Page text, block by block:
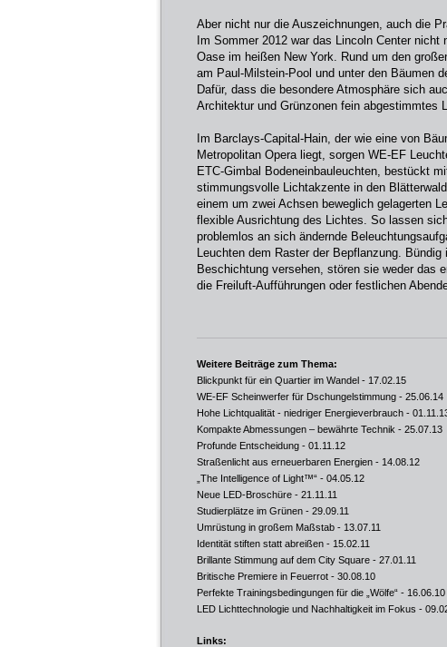
Aber nicht nur die Auszeichnungen, auch die
Im Sommer 2012 war das Lincoln Center
Oase im heißen New York. Rund um den
am Paul-Milstein-Pool und unter den Bäumen
Dafür, dass die besondere Atmosphäre sich
Architektur und Grünzonen fein abgestimmtes
Im Barclays-Capital-Hain, der wie eine von
Metropolitan Opera liegt, sorgen WE-EF
ETC-Gimbal Bodeneinbauleuchten, bestückt
stimmungsvolle Lichtakzente in den
einem um zwei Achsen beweglich gelagerten
flexible Ausrichtung des Lichtes. So lassen
problemlos an sich ändernde
Leuchten dem Raster der Bepflanzung.
Beschichtung versehen, stören sie weder das
die Freiluft-Aufführungen oder festlichen
Weitere Beiträge zum Thema:
Blickpunkt für ein Quartier im Wandel - 17.02.15
WE-EF Scheinwerfer für Dschungelstimmung - 25.06.14
Hohe Lichtqualität - niedriger Energieverbrauch -
Kompakte Abmessungen – bewährte Technik - 25.07.13
Profunde Entscheidung - 01.11.12
Straßenlicht aus erneuerbaren Energien - 14.08.12
„The Intelligence of Light™“ - 04.05.12
Neue LED-Broschüre - 21.11.11
Studierplätze im Grünen - 29.09.11
Umrüstung in großem Maßstab - 13.07.11
Identität stiften statt abreißen - 15.02.11
Brillante Stimmung auf dem City Square - 27.01.11
Britische Premiere in Feuerrot - 30.08.10
Perfekte Trainingsbedingungen für die „Wölfe“ - 16.06.10
LED Lichttechnologie und Nachhaltigkeit im Fokus -
Links: